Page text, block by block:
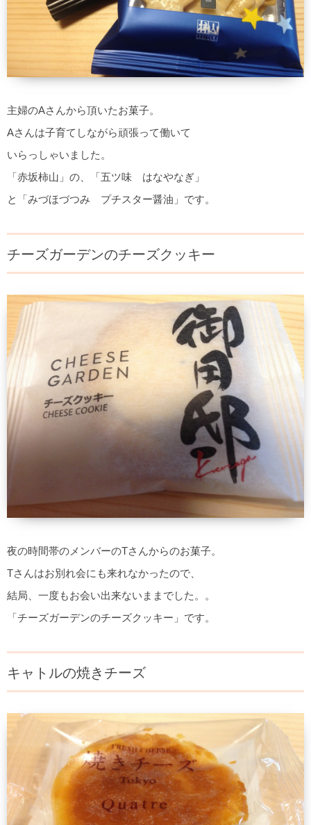
主婦のAさんから頂いたお菓子。
Aさんは子育てしながら頑張って働いて
いらっしゃいました。
「赤坂柿山」の、「五ツ味 はなやなぎ」
と「みづほづつみ プチスター醤油」です。
チーズガーデンのチーズクッキー
夜の時間帯のメンバーのTさんからのお菓子。
Tさんはお別れ会にも来れなかったので、
結局、一度もお会い出来ないままでした。。
「チーズガーデンのチーズクッキー」です。
キャトルの焼きチーズ